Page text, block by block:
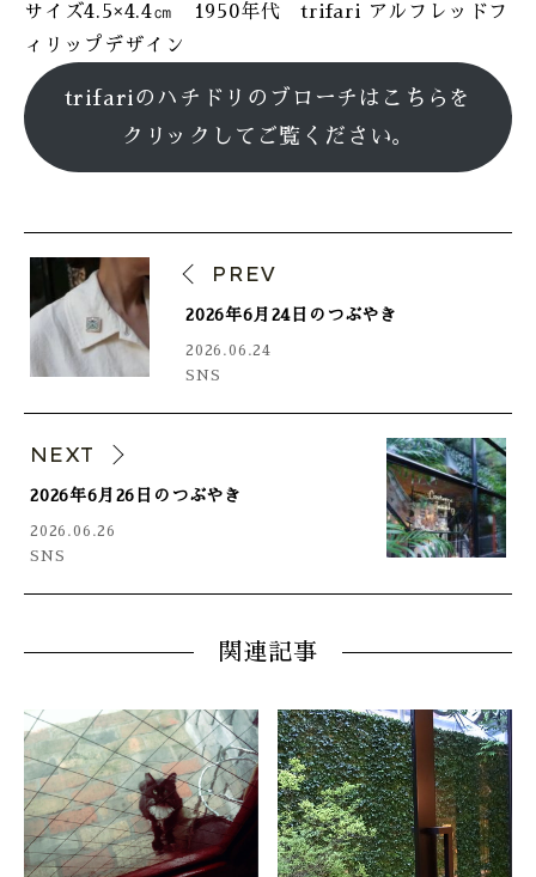
サイズ4.5×4.4㎝ 1950年代 trifari アルフレッドフ
ィリップデザイン
trifariのハチドリのブローチはこちらを
クリックしてご覧ください。
PREV
2026年6月24日のつぶやき
2026.06.24
SNS
NEXT
2026年6月26日のつぶやき
2026.06.26
SNS
関連記事